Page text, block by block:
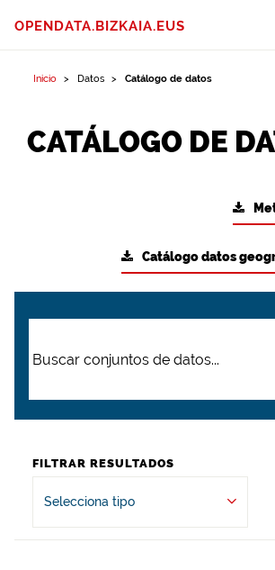
OPENDATA.BIZKAIA.EUS
Inicio Datos Catálogo de datos
CATÁLOGO DE
Catálogo datos
FILTRAR RESULTADOS
Selecciona tipo